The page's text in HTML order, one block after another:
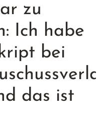
zu
Ich habe
bei
das ist